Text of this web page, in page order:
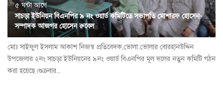
৫ ঘন্টা আগে
সাচড়া ইউনিয়ন বিএনপির ৯ নং ওয়ার্ড কমিটিতে সভাপতি মোশারফ হোসেন-
সম্পাদক আজগর হোসেন রুবেল
মোঃ সাইফুল ইসলাম আকাশ নিজস্ব প্রতিবেদক,ভোলা:ভোলার বোরহানউদ্দিন
উপজেলার ২নং সাচড়া ইউনিয়নের ৯নং ওয়ার্ড বিএনপির মূল দলের নতুন কমিটি গঠন
করা হয়েছে।শুক্রবার...